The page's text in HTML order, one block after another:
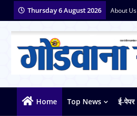
Thursday 6 August 2026 About Us
Home Top News ई-पेपर